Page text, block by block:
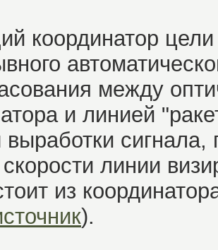
координатор
между
и линией
сигнала,
линии
из
).